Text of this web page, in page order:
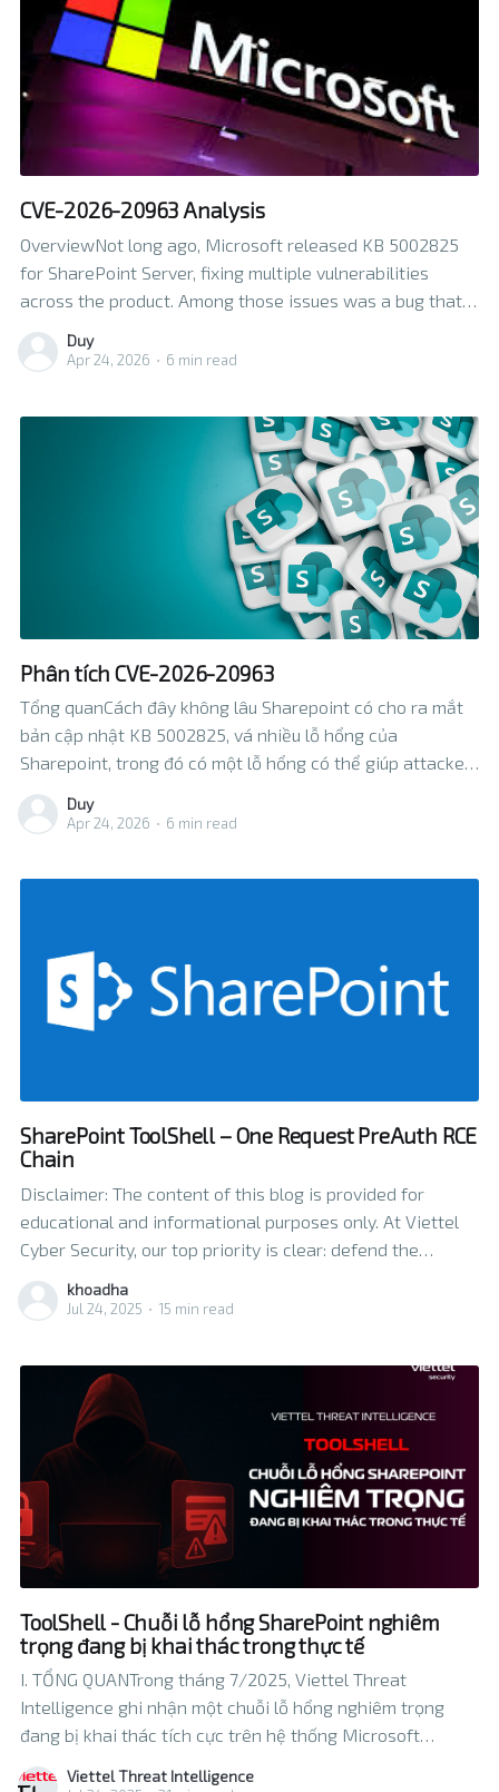
CVE-2026-20963 Analysis
OverviewNot long ago, Microsoft released KB 5002825
for SharePoint Server, fixing multiple vulnerabilities
across the product. Among those issues was a bug that
can be used by an attacker to bypass the current
security checks, which allows an attacker to load any
Duy
Apr 24, 2026 • 6 min read
Phân tích CVE-2026-20963
Tổng quanCách đây không lâu Sharepoint có cho ra mắt
bản cập nhật KB 5002825, vá nhiều lỗ hổng của
Sharepoint, trong đó có một lỗ hổng có thể giúp attacker
khai bypass được cơ chế kiểm tra bảo mật hiện có của
Sharepoint, cho phép sử dụng các Control
Duy
Apr 24, 2026 • 6 min read
SharePoint ToolShell – One Request PreAuth RCE
Chain
Disclaimer: The content of this blog is provided for
educational and informational purposes only. At Viettel
Cyber Security, our top priority is clear: defend the
ecosystem and against real-world threats. By sharing
what we know, we aim to strengthen the entire security
khoadha
Jul 24, 2025 • 15 min read
ToolShell - Chuỗi lỗ hổng SharePoint nghiêm
trọng đang bị khai thác trong thực tế
I. TỔNG QUANTrong tháng 7/2025, Viettel Threat
Intelligence ghi nhận một chuỗi lỗ hổng nghiêm trọng
đang bị khai thác tích cực trên hệ thống Microsoft
SharePoint (tên gọi phổ biến là ToolShell). Chuỗi này bao
Viettel Threat Intelligence